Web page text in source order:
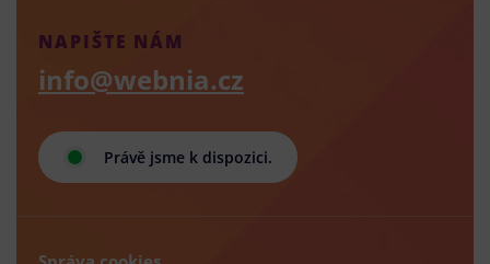
Právě jsme k dispozici.
NAPIŠTE NÁM
info@webnia.cz